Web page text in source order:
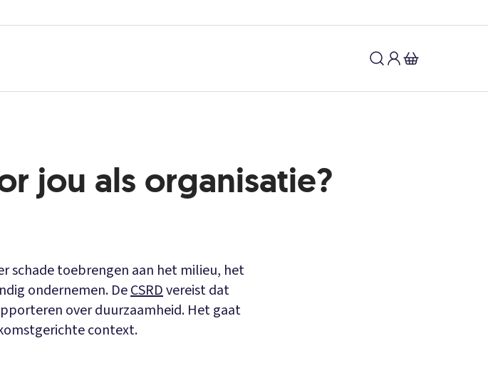
jou als organisatie?
schade toebrengen aan het milieu, het
ondernemen. DeCSRDvereist dat
over duurzaamheid. Het gaat
context.